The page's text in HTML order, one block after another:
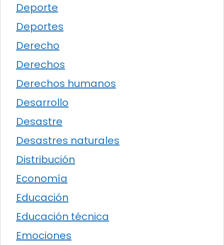
Deporte
Deportes
Derecho
Derechos
Derechos humanos
Desarrollo
Desastre
Desastres naturales
Distribución
Economía
Educación
Educación técnica
Emociones